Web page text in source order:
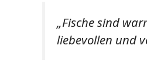
„Fische sind
liebevollen und